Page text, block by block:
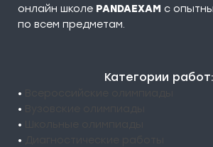
онлайн школе PANDAEXAM c
по всем предметам.
Категории работ:
•
•
•
•